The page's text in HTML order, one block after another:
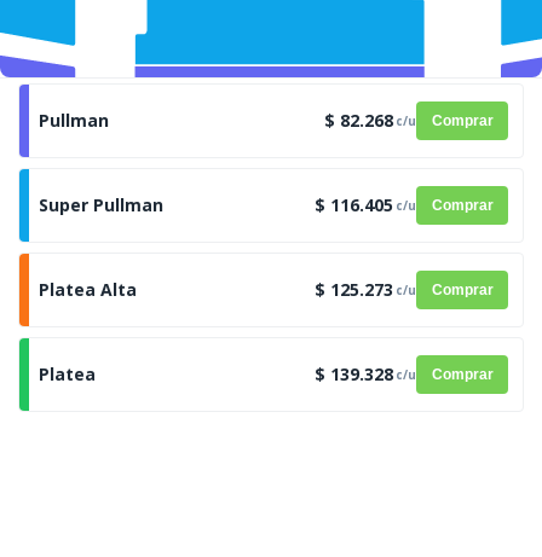
Pullman $ 82.268 c/u Comprar
Super Pullman $ 116.405 c/u Comprar
Platea Alta $ 125.273 c/u Comprar
Platea $ 139.328 c/u Comprar